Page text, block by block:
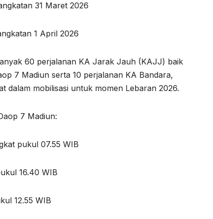
31 Maret 2026
1 April 2026
60 perjalanan KA Jarak Jauh (KAJJ) baik
7 Madiun serta 10 perjalanan KA Bandara,
dalam mobilisasi untuk momen Lebaran 2026.
7 Madiun:
pukul 07.55 WIB
16.40 WIB
12.55 WIB